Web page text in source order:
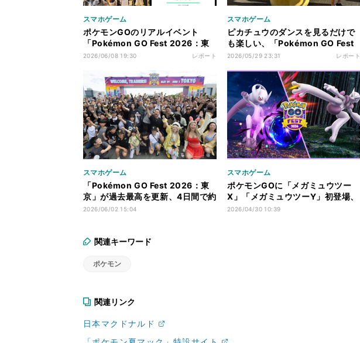
スマホゲーム
ポケモンGOのリアルイベント
「Pokémon GO Fest 2026：東
京」参加レポート、1,000人超の
2026/06/08 19:30 レポート
スマホゲーム
ピカチュウのダンスを見るだけで
も楽しい、「Pokémon GO Fest
2026：東京」開幕 - 6月1日まで
2026/05/29 23:31 レポート
スマホゲーム
「Pokémon GO Fest 2026：東
京」が過去最高を更新、4日間で約
11万5,000人・街中含む参加者は
2026/06/02 15:04
スマホゲーム
ポケモンGOに「メガミュウツー
X」「メガミュウツーY」初登場、
「GO Fest 2026：グローバル」
2026/04/30 10:39
関連キーワード
ポケモン
関連リンク
日本マクドナルド